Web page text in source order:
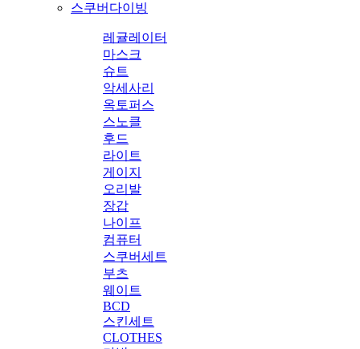
스쿠버다이빙
레귤레이터
마스크
슈트
악세사리
옥토퍼스
스노클
후드
라이트
게이지
오리발
장갑
나이프
컴퓨터
스쿠버세트
부츠
웨이트
BCD
스킨세트
CLOTHES